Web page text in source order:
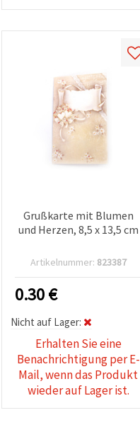
Grußkarte mit Blumen
und Herzen, 8,5 x 13,5 cm
Artikelnummer: 823387
0.30€
Nicht auf Lager:
Erhalten Sie eine
Benachrichtigung per E-
Mail, wenn das Produkt
wieder auf Lager ist.